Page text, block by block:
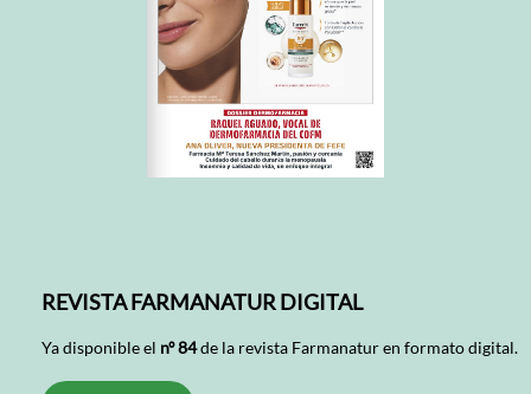
REVISTA FARMANATUR DIGITAL
Ya disponible el nº 84de la revista Farmanatur en formato digital.